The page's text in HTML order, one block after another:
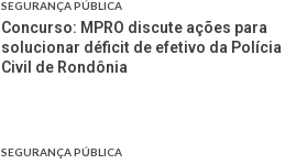
SEGURANÇA PÚBLICA
Concurso: MPRO discute ações para
solucionar déficit de efetivo da Polícia
Civil de Rondônia
SEGURANÇA PÚBLICA